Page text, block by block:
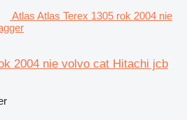
Atlas Atlas Terex 1305 rok 2004 nie
2004 nie volvo cat Hitachi jcb